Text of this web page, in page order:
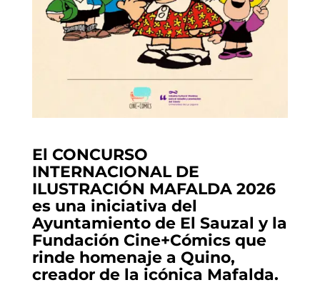
El CONCURSO
INTERNACIONAL DE
ILUSTRACIÓN MAFALDA 2026
es una iniciativa del
Ayuntamiento de El Sauzal y la
Fundación Cine+Cómicsque
rinde homenaje a Quino,
creador de la icónica Mafalda.